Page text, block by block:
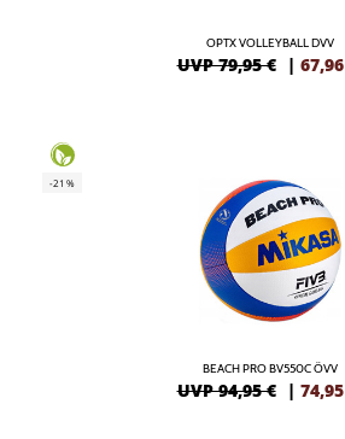
OPTX VOLLEYBALL DVV
UVP 79,95 € | 67,96
-21%
BEACH PRO BV550C ÖVV
UVP 94,95 € | 74,95